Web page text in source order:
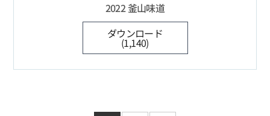
2022 釜山味道
ダウンロード
(1,140)